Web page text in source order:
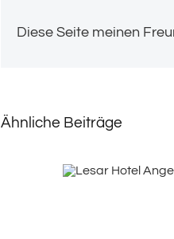
Diese Seite meinen
Ähnliche Beiträge